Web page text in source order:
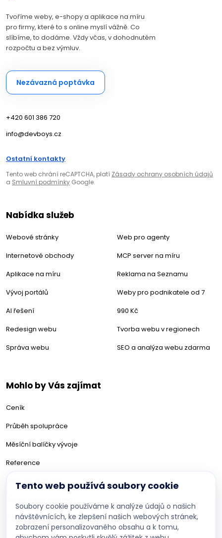
Tvoříme weby, e-shopy a aplikace na míru
pro firmy, které to s online myslí vážně. Co
slíbíme, to dodáme. Vždy včas, v dohodnutém
rozpočtu a bez výmluv.
Nezávazná poptávka
+420 601 386 720
info@devboys.cz
Ostatní kontakty
Tento web chrání reCAPTCHA, platí Zásady ochrany osobních údajů
a Smluvní podmínky Google.
Nabídka služeb
Webové stránky
Internetové obchody
Aplikace na míru
Vývoj portálů
AI řešení
Redesign webu
Správa webu
Web pro agenty
MCP server na míru
Reklama na Seznamu
Weby pro podnikatele od 7
990 Kč
Tvorba webu v regionech
SEO a analýza webu zdarma
Mohlo by Vás zajímat
Ceník
Průběh spolupráce
Měsíční balíčky vývoje
Reference
Případové studie
Z našeho blogu
Tento web používá soubory cookie
Soubory cookie používáme k analýze údajů o našich
návštěvnících, ke zlepšení našich webových stránek,
zobrazení personalizovaného obsahu a k tomu,